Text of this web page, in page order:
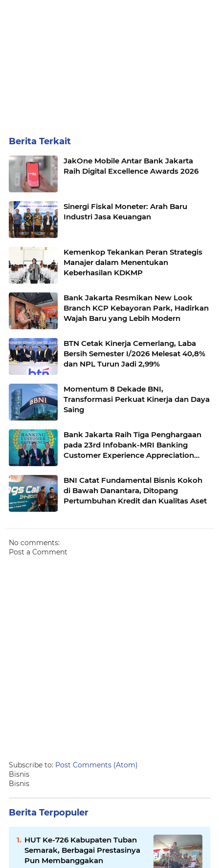
Berita Terkait
JakOne Mobile Antar Bank Jakarta
Raih Digital Excellence Awards 2026
Sinergi Fiskal Moneter: Arah Baru
Industri Jasa Keuangan
Kemenkop Tekankan Peran Strategis
Manajer dalam Menentukan
Keberhasilan KDKMP
Bank Jakarta Resmikan New Look
Branch KCP Kebayoran Park, Hadirkan
Wajah Baru yang Lebih Modern
BTN Cetak Kinerja Cemerlang, Laba
Bersih Semester I/2026 Melesat 40,8%
dan NPL Turun Jadi 2,99%
Momentum 8 Dekade BNI,
Transformasi Perkuat Kinerja dan Daya
Saing
Bank Jakarta Raih Tiga Penghargaan
pada 23rd Infobank-MRI Banking
Customer Experience Appreciation
BNI Catat Fundamental Bisnis Kokoh
di Bawah Danantara, Ditopang
Pertumbuhan Kredit dan Kualitas Aset
No comments:
Post a Comment
Subscribe to: Post Comments (Atom)
Bisnis
Bisnis
Berita Terpopuler
HUT Ke-726 Kabupaten Tuban
Semarak, Berbagai Prestasinya
Pun Membanggakan